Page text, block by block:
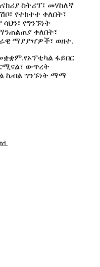
ስትሪፕ፣ መሃከለኛ
የተከተተ ቀለበት፣
የግንኙነት
ቀለበት፣
ማያያዣዎች፣ ወዘተ.
ፋይበር
ውጥረት
ኬብል ግንኙነት ማማ